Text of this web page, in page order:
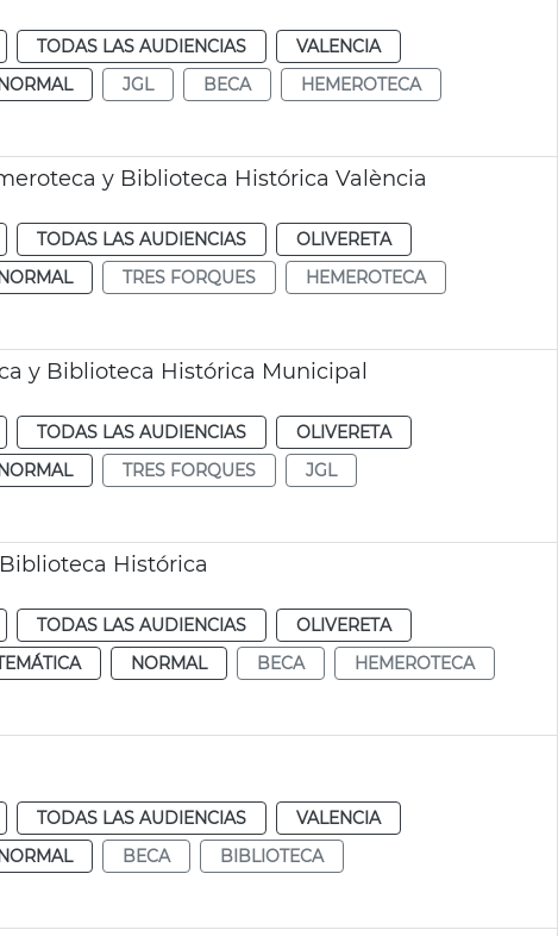
TODAS LAS AUDIENCIAS
VALENCIA
JGL BECA
HEMEROTECA
y Biblioteca Histórica València
TODAS LAS AUDIENCIAS
OLIVERETA
TRES FORQUES
HEMEROTECA
y Biblioteca Histórica Municipal
TODAS LAS AUDIENCIAS
OLIVERETA
TRES FORQUES
JGL
Histórica
TODAS LAS AUDIENCIAS
OLIVERETA
NORMAL BECA
HEMEROTECA
TODAS LAS AUDIENCIAS
VALENCIA
BECA
BIBLIOTECA